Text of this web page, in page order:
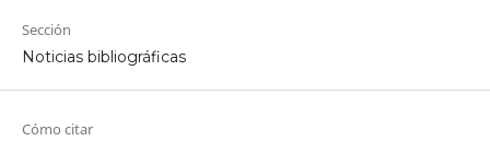
Sección
Noticias bibliográficas
Cómo citar